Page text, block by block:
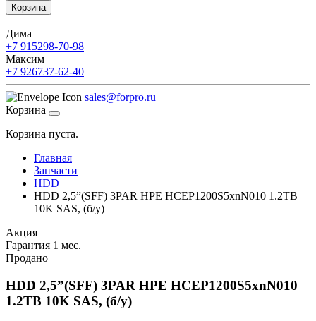
Корзина
Дима
+7 915298-70-98
Максим
+7 926737-62-40
sales@forpro.ru
Корзина
Корзина пуста.
Главная
Запчасти
HDD
HDD 2,5”(SFF) 3PAR HPE HCEP1200S5xnN010 1.2TB
10K SAS, (б/у)
Акция
Гарантия 1 мес.
Продано
HDD 2,5”(SFF) 3PAR HPE HCEP1200S5xnN010
1.2TB 10K SAS, (б/у)